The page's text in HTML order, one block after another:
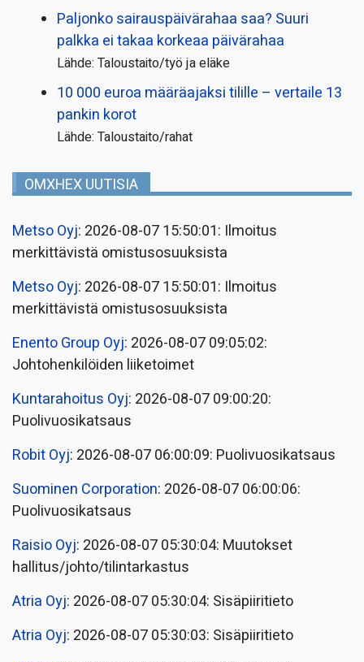
Paljonko sairauspäivä­rahaa saa? Suuri
palkka ei takaa korkeaa päivärahaa
Lähde: Taloustaito/työ ja eläke
10 000 euroa määräajaksi tilille – vertaile 13
pankin korot
Lähde: Taloustaito/rahat
OMXHEX UUTISIA
Metso Oyj: 2026-08-07 15:50:01: Ilmoitus
merkittävistä omistusosuuksista
Metso Oyj: 2026-08-07 15:50:01: Ilmoitus
merkittävistä omistusosuuksista
Enento Group Oyj: 2026-08-07 09:05:02:
Johtohenkilöiden liiketoimet
Kuntarahoitus Oyj: 2026-08-07 09:00:20:
Puolivuosikatsaus
Robit Oyj: 2026-08-07 06:00:09: Puolivuosikatsaus
Suominen Corporation: 2026-08-07 06:00:06:
Puolivuosikatsaus
Raisio Oyj: 2026-08-07 05:30:04: Muutokset
hallitus/johto/tilintarkastus
Atria Oyj: 2026-08-07 05:30:04: Sisäpiiritieto
Atria Oyj: 2026-08-07 05:30:03: Sisäpiiritieto